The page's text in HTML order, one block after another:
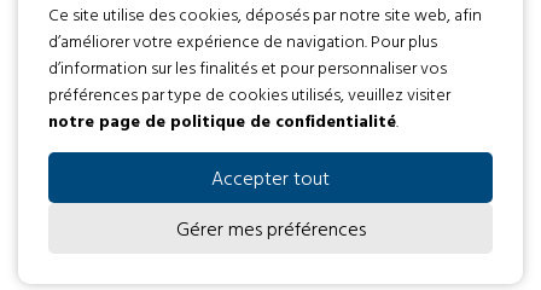
Développement web par
Tous droits réservés 2016 © L’envol
Politique de confidentialité
Ce site utilise des cookies, déposés par notre site web, afin
d’améliorer votre expérience de navigation. Pour plus
d’information sur les finalités et pour personnaliser vos
préférences par type de cookies utilisés, veuillez visiter
notre page de politique de confidentialité.
Accepter tout
Gérer mes préférences